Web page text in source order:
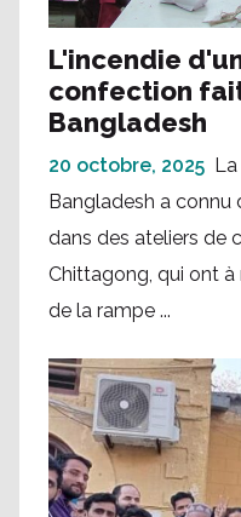
L'incendie
confection
Bangladesh
20 octobre, 2025
Bangladesh a connu
dans des ateliers de
Chittagong, qui ont
de la rampe ...